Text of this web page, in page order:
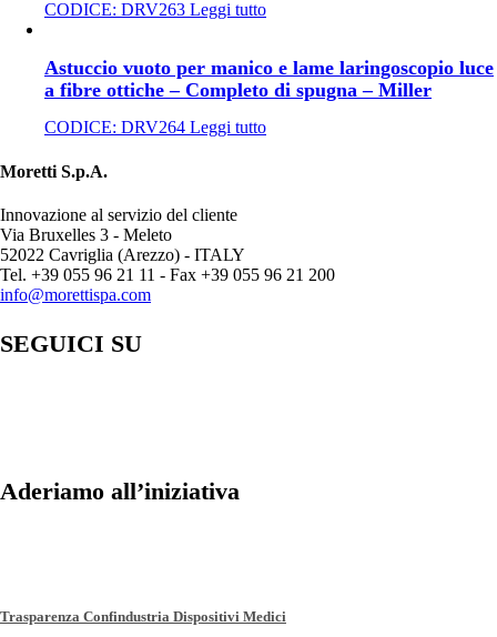
CODICE: DRV263 Leggi tutto
Astuccio vuoto per manico e lame laringoscopio luce
a fibre ottiche – Completo di spugna – Miller
CODICE: DRV264 Leggi tutto
Moretti S.p.A.
Innovazione al servizio del cliente
Via Bruxelles 3 - Meleto
52022 Cavriglia (Arezzo) - ITALY
Tel. +39 055 96 21 11 - Fax +39 055 96 21 200
info@morettispa.com
SEGUICI SU
Aderiamo all’iniziativa
Trasparenza Confindustria Dispositivi Medici